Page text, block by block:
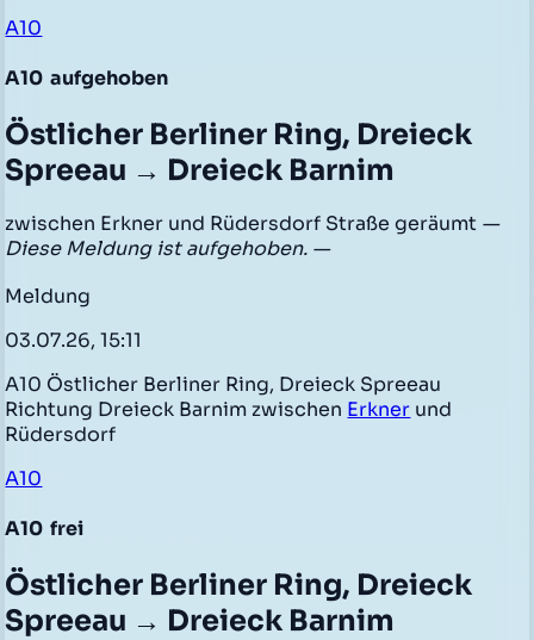
A10
A10 aufgehoben
Östlicher Berliner Ring, Dreieck
Spreeau → Dreieck Barnim
zwischen Erkner und Rüdersdorf Straße geräumt —
Diese Meldung ist aufgehoben. —
Meldung
03.07.26, 15:11
A10 Östlicher Berliner Ring, Dreieck Spreeau
Richtung Dreieck Barnim zwischen Erkner und
Rüdersdorf
A10
A10 frei
Östlicher Berliner Ring, Dreieck
Spreeau → Dreieck Barnim